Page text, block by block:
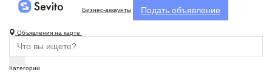
Бизнес-аккаунты Подать объявление
Объявления на карте
Категории